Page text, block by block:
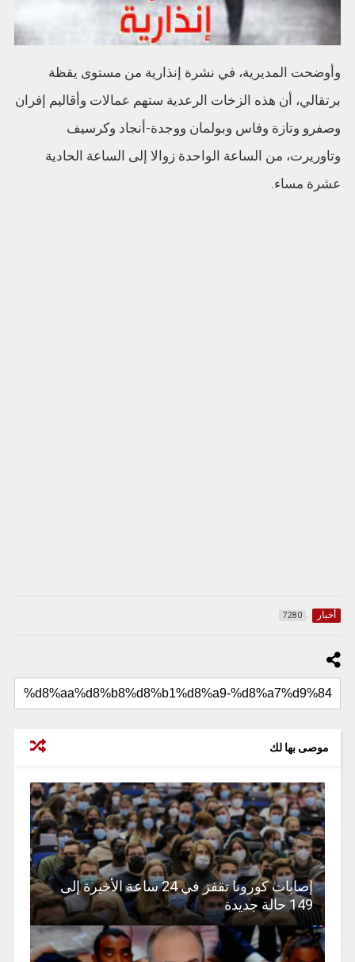
وأوضحت المديرية، في نشرة إنذارية من مستوى يقظة
برتقالي، أن هذه الزخات الرعدية ستهم عمالات وأقاليم إفران
وصفرو وتازة وفاس وبولمان ووجدة-أنجاد وكرسيف
وتاوريرت، من الساعة الواحدة زوالا إلى الساعة الحادية
عشرة مساء.
أخبار 7280
موصى بها لك
إصابات كورونا تقفز في 24 ساعة الأخيرة إلى
149 حالة جديدة